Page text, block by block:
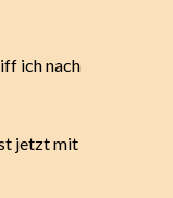
ich nach
jetzt mit